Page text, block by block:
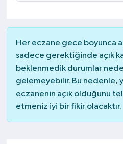
Her eczane gece boyunca
sadece gerektiğinde açık
beklenmedik durumlar
gelemeyebilir. Bu nedenle,
eczanenin açık olduğunu
etmeniz iyi bir fikir olacaktır.